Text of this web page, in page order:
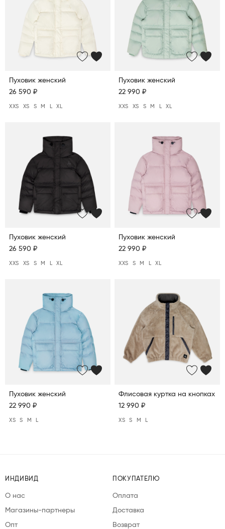
Пуховик женский
26 590 ₽
XXS XS S M XL
Пуховик женский
22 990 ₽
XXS XS S M XL
Пуховик женский
26 590 ₽
XXS XS S M XL
Пуховик женский
22 990 ₽
XXS S M XL
Пуховик женский
22 990 ₽
XS S M
Флисовая куртка на кнопках
12 990 ₽
XS S M
ИНДИВИД
О нас
Магазины-партнеры
Опт
ПОКУПАТЕЛЮ
Оплата
Доставка
Возврат